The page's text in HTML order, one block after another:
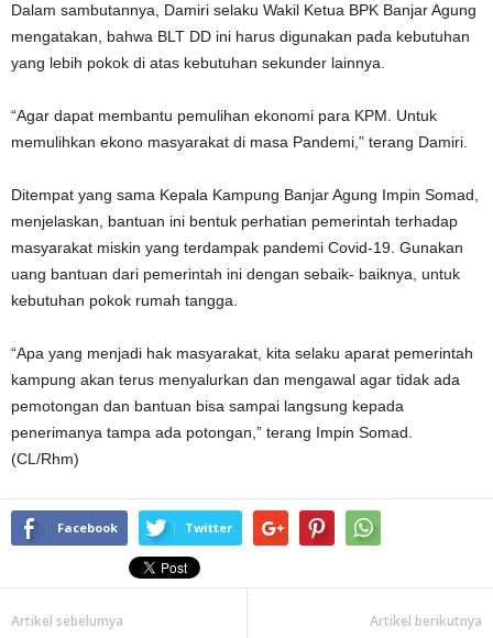
Dalam sambutannya, Damiri selaku Wakil Ketua BPK Banjar Agung
mengatakan, bahwa BLT DD ini harus digunakan pada kebutuhan
yang lebih pokok di atas kebutuhan sekunder lainnya.
“Agar dapat membantu pemulihan ekonomi para KPM. Untuk
memulihkan ekono masyarakat di masa Pandemi,” terang Damiri.
Ditempat yang sama Kepala Kampung Banjar Agung Impin Somad,
menjelaskan, bantuan ini bentuk perhatian pemerintah terhadap
masyarakat miskin yang terdampak pandemi Covid-19. Gunakan
uang bantuan dari pemerintah ini dengan sebaik- baiknya, untuk
kebutuhan pokok rumah tangga.
“Apa yang menjadi hak masyarakat, kita selaku aparat pemerintah
kampung akan terus menyalurkan dan mengawal agar tidak ada
pemotongan dan bantuan bisa sampai langsung kepada
penerimanya tampa ada potongan,” terang Impin Somad.
(CL/Rhm)
Facebook Twitter
Artikel sebelumya Artikel berikutnya